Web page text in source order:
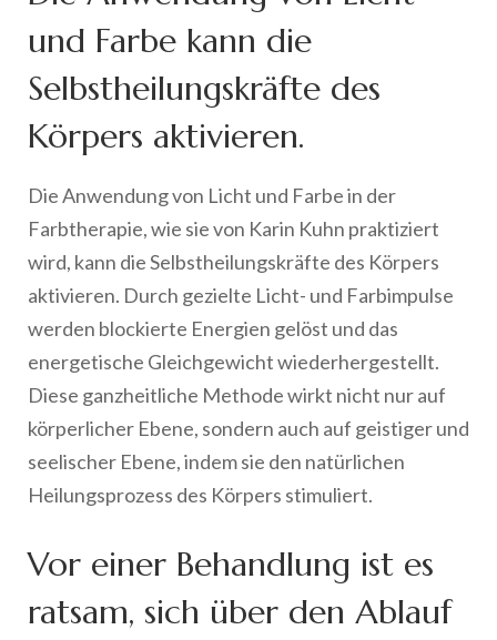
und Farbe kann die
Selbstheilungskräfte des
Körpers aktivieren.
Die Anwendung von Licht und Farbe in der
Farbtherapie, wie sie von Karin Kuhn praktiziert
wird, kann die Selbstheilungskräfte des Körpers
aktivieren. Durch gezielte Licht- und Farbimpulse
werden blockierte Energien gelöst und das
energetische Gleichgewicht wiederhergestellt.
Diese ganzheitliche Methode wirkt nicht nur auf
körperlicher Ebene, sondern auch auf geistiger und
seelischer Ebene, indem sie den natürlichen
Heilungsprozess des Körpers stimuliert.
Vor einer Behandlung ist es
ratsam, sich über den Ablauf